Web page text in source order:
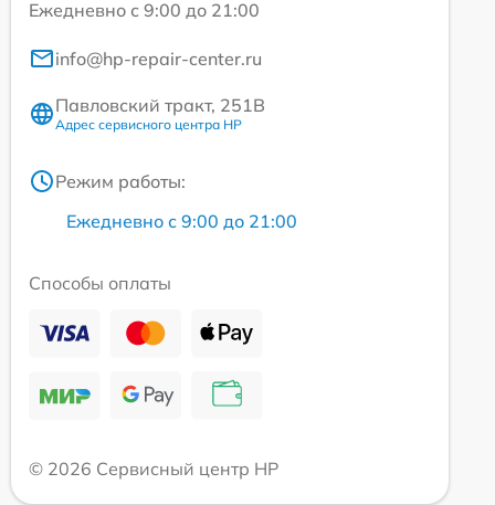
Ежедневно с 9:00 до 21:00
info@hp-repair-center.ru
Павловский тракт, 251В
Адрес сервисного центра HP
Режим работы:
Ежедневно с 9:00 до 21:00
Способы оплаты
© 2026 Сервисный центр HP